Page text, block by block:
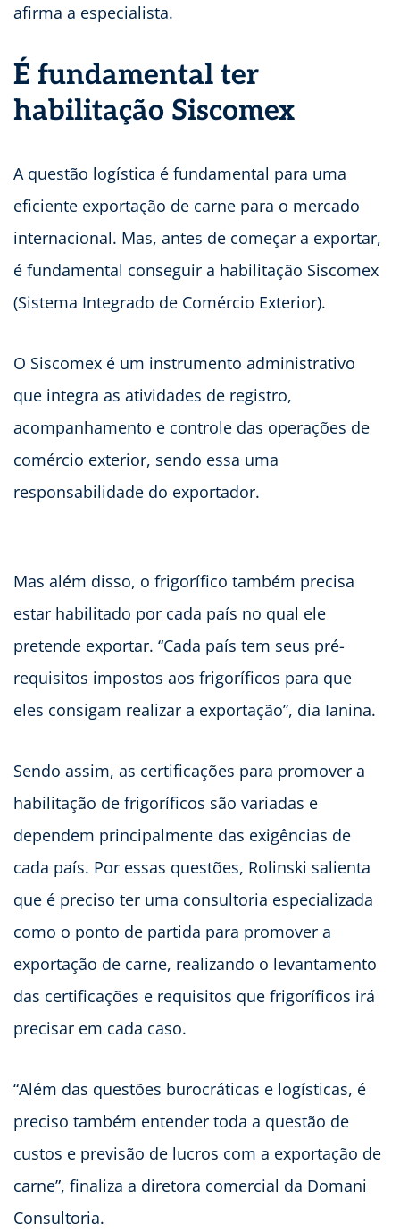
afirma a especialista.
É fundamental ter
habilitação Siscomex
A questão logística é fundamental para uma
eficiente exportação de carne para o mercado
internacional. Mas, antes de começar a exportar,
é fundamental conseguir a habilitação Siscomex
(Sistema Integrado de Comércio Exterior).
O Siscomex é um instrumento administrativo
que integra as atividades de registro,
acompanhamento e controle das operações de
comércio exterior, sendo essa uma
responsabilidade do exportador.
Mas além disso, o frigorífico também precisa
estar habilitado por cada país no qual ele
pretende exportar. “Cada país tem seus pré-
requisitos impostos aos frigoríficos para que
eles consigam realizar a exportação”, dia Ianina.
Sendo assim, as certificações para promover a
habilitação de frigoríficos são variadas e
dependem principalmente das exigências de
cada país. Por essas questões, Rolinski salienta
que é preciso ter uma consultoria especializada
como o ponto de partida para promover a
exportação de carne, realizando o levantamento
das certificações e requisitos que frigoríficos irá
precisar em cada caso.
“Além das questões burocráticas e logísticas, é
preciso também entender toda a questão de
custos e previsão de lucros com a exportação de
carne”, finaliza a diretora comercial da Domani
Consultoria.